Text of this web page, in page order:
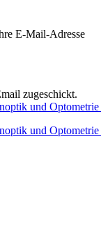
E-Mail-Adresse
zugeschickt.